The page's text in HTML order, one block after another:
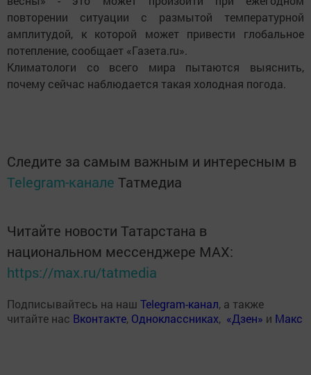
повторении ситуации с размытой температурной
амплитудой, к которой может привести глобальное
потепление, сообщает «Газета.ru».
Климатологи со всего мира пытаются выяснить,
почему сейчас наблюдается такая холодная погода.
Следите за самым важным и интересным в
Telegram-канале Татмедиа
Читайте новости Татарстана в
национальном мессенджере MАХ:
https://max.ru/tatmedia
Подписывайтесь на наш Telegram-канал, а также
читайте нас Вконтакте, Одноклассниках, «Дзен» и Макс